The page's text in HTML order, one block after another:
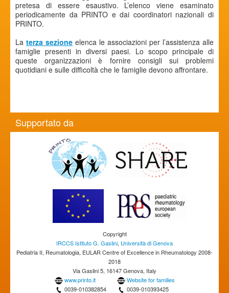
pretesa di essere esaustivo. L’elenco viene esaminato
periodicamente da PRINTO e dai coordinatori nazionali di
PRINTO.
La terza sezione elenca le associazioni per l’assistenza alle
famiglie presenti in diversi paesi. Lo scopo principale di
queste organizzazioni è fornire consigli sui problemi
quotidiani e sulle difficoltà che le famiglie devono affrontare.
Supportato da
Copyright
IRCCS Istituto G. Gaslini, Università di Genova
Pediatria II, Reumatologia, EULAR Centre of Excellence in Rheumatology 2008-
2018
Via Gaslini 5, 16147 Genova, Italy
www.printo.it
Website for families
0039-010382854
0039-010393425